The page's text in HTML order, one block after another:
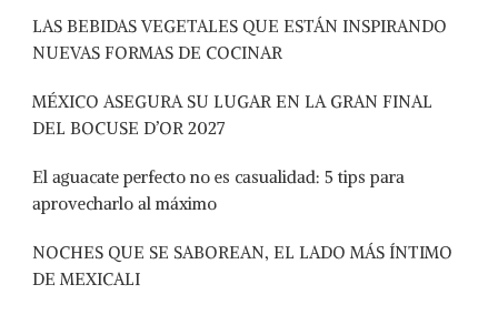
LAS BEBIDAS VEGETALES QUE ESTÁN INSPIRANDO
NUEVAS FORMAS DE COCINAR
MÉXICO ASEGURA SU LUGAR EN LA GRAN FINAL
DEL BOCUSE D’OR 2027
El aguacate perfecto no es casualidad: 5 tips para
aprovecharlo al máximo
NOCHES QUE SE SABOREAN, EL LADO MÁS ÍNTIMO
DE MEXICALI